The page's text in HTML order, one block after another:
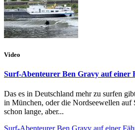
Video
Surf-Abenteurer Ben Gravy auf einer
Das es in Deutschland mehr zu surfen
in München, oder die Nordseewellen auf
schon lange, aber...
Surf-Abenteurer Ben Gravy auf einer